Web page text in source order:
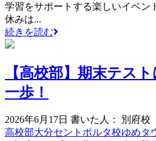
学習をサポートする楽しいイベン
休みは...
続きを読む
【高校部】期末テス
一歩！
2026年6月17日 書いた人： 別府校
高校部大分セントポルタ校ゆめタ